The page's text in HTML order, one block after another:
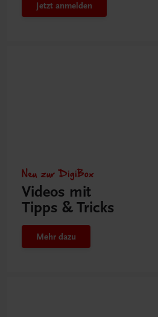
Jetzt anmelden
Neu zur DigiBox
Videos mit
Tipps & Tricks
Mehr dazu